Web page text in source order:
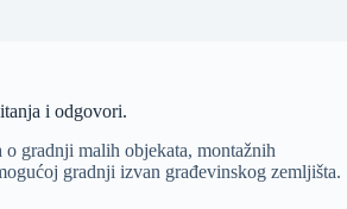
i odgovori.
o gradnji malih objekata, montažnih
gradnji izvan građevinskog zemljišta.